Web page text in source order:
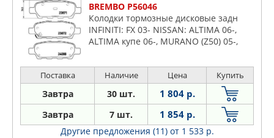
BREMBO P56046
Колодки тормозные дисковые задн
INFINITI: FX 03- NISSAN: ALTIMA 06-,
ALTIMA купе 06-, MURANO (Z50) 05-,
01-, X-TRAIL (T31) 07- RENA
Поставка Наличие Цена Купить
Завтра 30 шт. 1 804 р.
Завтра 7 шт. 1 854 р.
Другие предложения (11) от 1 533 р.